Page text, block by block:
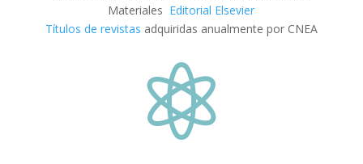
Materiales Editorial Elsevier
Títulos de revistas adquiridas anualmente por CNEA
